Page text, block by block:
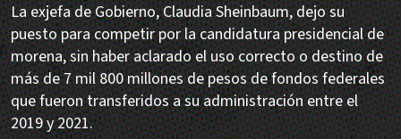
La exjefa de Gobierno, Claudia Sheinbaum, dejo su
puesto para competir por la candidatura presidencial de
morena, sin haber aclarado el uso correcto o destino de
más de 7 mil 800 millones de pesos de fondos federales
que fueron transferidos a su administración entre el
2019 y 2021.